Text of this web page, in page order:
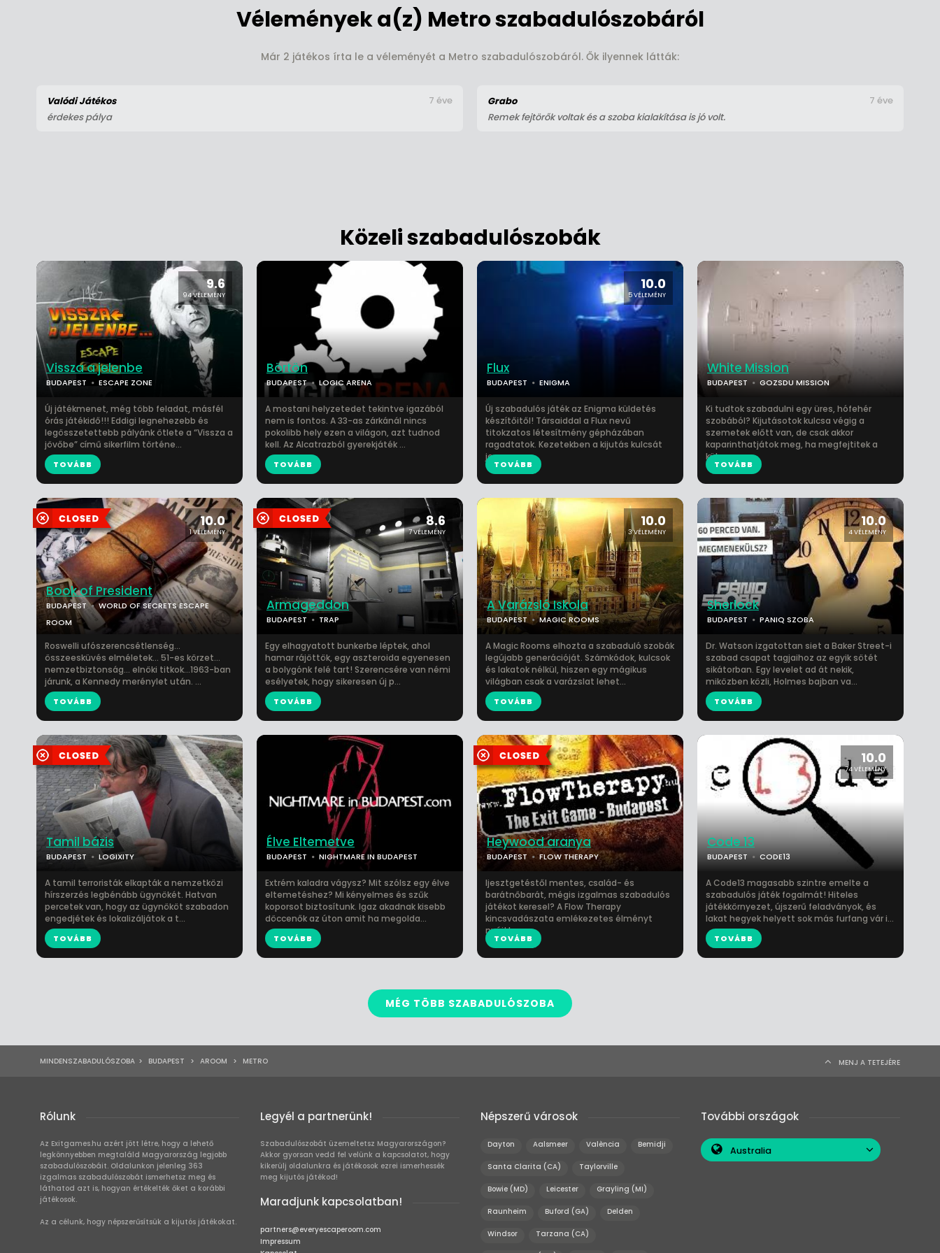
Vélemények a(z) Metro szabadulószobáról
Már 2 játékos írta le a véleményét a Metro szabadulószobáról. Ők ilyennek látták:
Valódi Játékos
érdekes pálya
7 éve
Grabo
Remek fejtörők voltak és a szoba kialakítása is jó volt.
7 éve
Közeli szabadulószobák
9.6
94 VÉLEMÉNY
Vissza a jelenbe
BUDAPEST ESCAPE ZONE
Új játékmenet, még több feladat, másfél
órás játékidő!!! Eddigi legnehezebb és
legösszetettebb pályánk ötlete a “Vissza a
jövőbe” című sikerfilm történe...
TOVÁBB
Börtön
BUDAPEST LOGIC ARENA
A mostani helyzetedet tekintve igazából
nem is fontos. A 33-as zárkánál nincs
pokolibb hely ezen a világon, azt tudnod
kell. Az Alcatrazból gyerekjáték ...
TOVÁBB
10.0
5 VÉLEMÉNY
Flux
BUDAPEST ENIGMA
Új szabadulós játék az Enigma küldetés
készítőitől! Társaiddal a Flux nevű
titokzatos létesítmény gépházában
ragadtatok. Kezetekben a kijutás kulcsát
je...
TOVÁBB
White Mission
BUDAPEST GOZSDU MISSION
Ki tudtok szabadulni egy üres, hófehér
szobából? Kijutásotok kulcsa végig a
szemetek előtt van, de csak akkor
kaparinthatjátok meg, ha megfejtitek a
kül...
TOVÁBB
10.0
1 VÉLEMÉNY
Book of President
BUDAPEST
WORLD OF SECRETS ESCAPE
ROOM
Roswelli ufószerencsétlenség...
összeesküvés elméletek... 51-es körzet...
nemzetbiztonság... elnöki titkok...1963-ban
járunk, a Kennedy merénylet után. ...
TOVÁBB
8.6
7 VÉLEMÉNY
Armageddon
BUDAPEST TRAP
Egy elhagyatott bunkerbe léptek, ahol
hamar rájöttök, egy aszteroida egyenesen
a bolygónk felé tart! Szerencsére van némi
esélyetek, hogy sikeresen új p...
TOVÁBB
10.0
3 VÉLEMÉNY
A Varázsló Iskola
BUDAPEST MAGIC ROOMS
A Magic Rooms elhozta a szabaduló szobák
legújabb generációját. Számkódok, kulcsok
és lakatok nélkül, hiszen egy mágikus
világban csak a varázslat lehet...
TOVÁBB
10.0
4 VÉLEMÉNY
Sherlock
BUDAPEST PANIQ SZOBA
Dr. Watson izgatottan siet a Baker Street-i
szabad csapat tagjaihoz az egyik sötét
sikátorban. Egy levelet ad át nekik,
miközben közli, Holmes bajban va...
TOVÁBB
Tamil bázis
BUDAPEST LOGIXITY
A tamil terroristák elkapták a nemzetközi
hírszerzés legbénább ügynökét. Hatvan
percetek van, hogy az ügynököt szabadon
engedjétek és lokalizáljátok a t...
TOVÁBB
Élve Eltemetve
BUDAPEST NIGHTMARE IN BUDAPEST
Extrém kaladra vágysz? Mit szólsz egy élve
eltemetéshez? Mi kényelmes és szűk
koporsot biztosítunk. Igaz akadnak kisebb
döccenők az úton amit ha megolda...
TOVÁBB
Heywood aranya
BUDAPEST FLOW THERAPY
Ijesztgetéstől mentes, család- és
barátnőbarát, mégis izgalmas szabadulós
játékot keresel? A Flow Therapy
kincsvadászata emlékezetes élményt
nyújt!...
TOVÁBB
10.0
74 VÉLEMÉNY
Code 13
BUDAPEST CODE13
A Code13 magasabb szintre emelte a
szabadulós játék fogalmát! Hiteles
játékkörnyezet, újszerű feladványok, és
lakat hegyek helyett sok más furfang vár i...
TOVÁBB
MÉG TÖBB SZABADULÓSZOBA
MINDENSZABADULÓSZOBA > BUDAPEST > AROOM > METRO MENJ A TETEJÉRE
Rólunk
Az Exitgames.hu azért jött létre, hogy a lehető
legkönnyebben megtaláld Magyarország legjobb
szabadulószobáit. Oldalunkon jelenleg 363
izgalmas szabadulószobát ismerhetsz meg és
láthatod azt is, hogyan értékelték őket a korábbi
játékosok.
Az a célunk, hogy népszerűsítsük a kijutós játékokat.
Legyél a partnerünk!
Szabadulószobát üzemeltetsz Magyarországon?
Akkor gyorsan vedd fel velünk a kapcsolatot, hogy
kikerülj oldalunkra és játékosok ezrei ismerhessék
meg kijutós játékod!
Maradjunk kapcsolatban!
partners@everyescaperoom.com
Impressum
Népszerű városok
Dayton Aalsmeer València Bemidji
Santa Clarita (CA) Taylorville
Bowie (MD) Leicester Grayling (MI)
Raunheim Buford (GA) Delden
Windsor Tarzana (CA)
További országok
Australia